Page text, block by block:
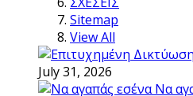
Sitemap
View All
July 31, 2026
Να